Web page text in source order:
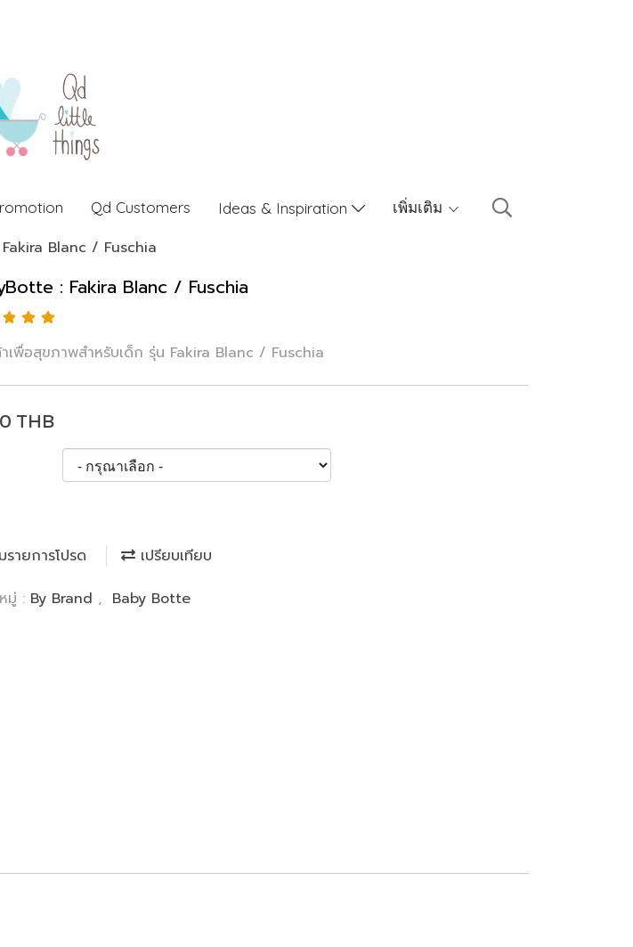
Qd Customers Ideas & Inspiration เพิ่มเติม
Blanc / Fuschia
: Fakira Blanc / Fuschia
าเพื่อสุขภาพสำหรับเด็ก รุ่น Fakira Blanc / Fuschia
THB
รายการโปรด
เปรียบเทียบ
มู่ : By Brand , Baby Botte